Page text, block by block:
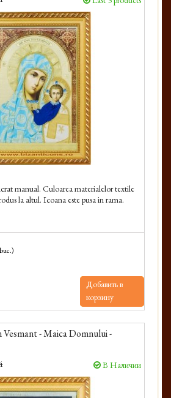
manual. Culoarea materialelor textile
la altul. Icoana este pusa in rama.
Добавить в
корзину
Vesmant - Maica Domnului -
В Наличии